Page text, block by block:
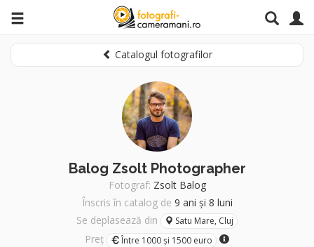
Catalogul fotografilor
Balog Zsolt Photographer
Fotograf: Zsolt Balog
Înscris în catalog de 9 ani și 8 luni
Se deplasează din
Satu Mare, Cluj
Preț Între 1000 și 1500 euro